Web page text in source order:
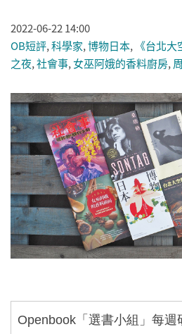
2022-06-22 14:00
OB短評,科學家,博物日本, 《台北
之夜,社會事,女巫阿娥的香料廚房,
Openbook 「選書小組」每